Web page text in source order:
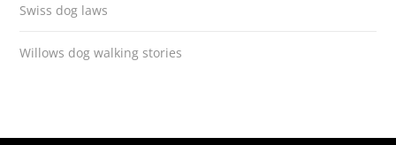
Swiss dog laws
Willows dog walking stories